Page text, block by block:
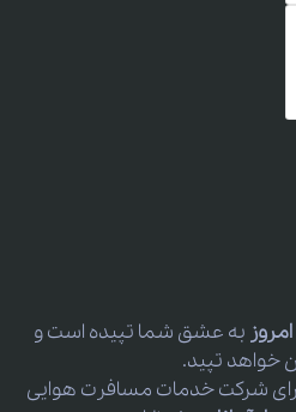
امروز به عشق شما تپیده است و
خواهد تپید.
شرکت خدمات مسافرت هوایی